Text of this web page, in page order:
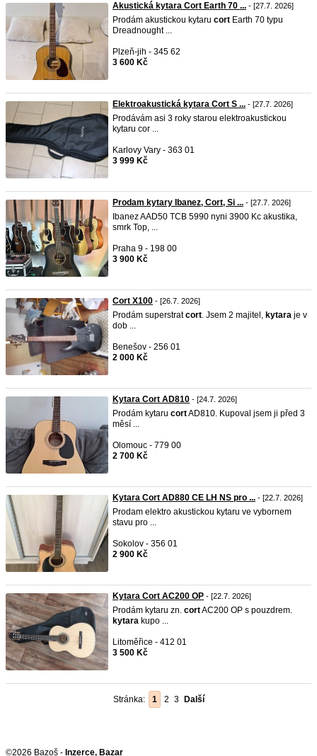
Akustická kytara Cort Earth 70 ... - [27.7. 2026]
Prodám akustickou kytaru cort Earth 70 typu
Dreadnought ...
Plzeň-jih - 345 62
3 600 Kč
Elektroakustická kytara Cort S ... - [27.7. 2026]
Prodávám asi 3 roky starou elektroakustickou
kytaru cor ...
Karlovy Vary - 363 01
3 999 Kč
Prodam kytary Ibanez, Cort, Si ... - [27.7. 2026]
Ibanez AAD50 TCB 5990 nyni 3900 Kc akustika,
smrk Top, ...
Praha 9 - 198 00
3 900 Kč
Cort X100 - [26.7. 2026]
Prodám superstratcort. Jsem 2 majitel, kytara je v
dob ...
Benešov - 256 01
2 000 Kč
Kytara Cort AD810 - [24.7. 2026]
Prodám kytaru cortAD810. Kupoval jsem ji před 3
měsí ...
Olomouc - 779 00
2 700 Kč
Kytara Cort AD880 CE LH NS pro ... - [22.7. 2026]
Prodam elektro akustickou kytaru ve vybornem
stavu pro ...
Sokolov - 356 01
2 900 Kč
Kytara Cort AC200 OP - [22.7. 2026]
Prodám kytaru zn. cortAC200 OP s pouzdrem.
kytara kupo ...
Litoměřice - 412 01
3 500 Kč
Stránka: 1 2 3 Další
©2026 Bazoš - Inzerce, Bazar